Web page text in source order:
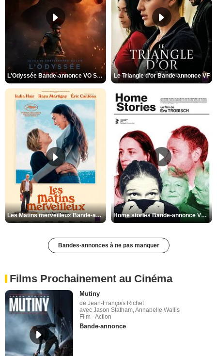
L'Odyssée Bande-annonce VO STFR Le Triangle d'or Bande-annonce VF
Les Matins merveilleux Bande-annonce VF Home stories Bande-annonce VO STFR
Bandes-annonces à ne pas manquer
Films Prochainement au Cinéma
Mutiny
de Jean-François Richet
avec Jason Statham, Annabelle Wallis
Film - Action
Bande-annonce